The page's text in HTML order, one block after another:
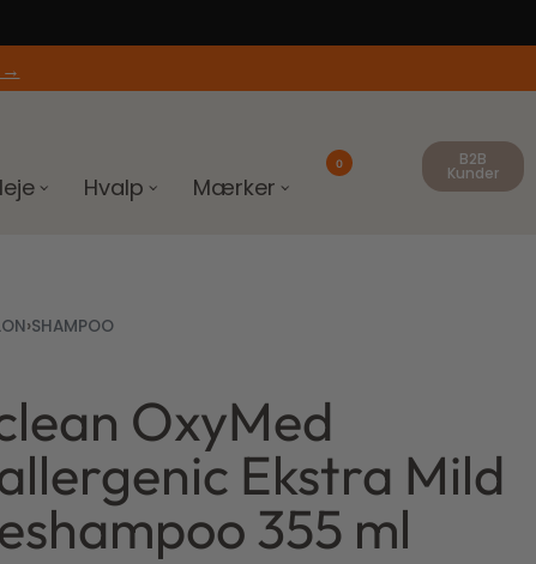
→
Hvalp Mærker
0 B2B
Kunder
›SHAMPOO
OxyMed
Ekstra Mild
355 ml